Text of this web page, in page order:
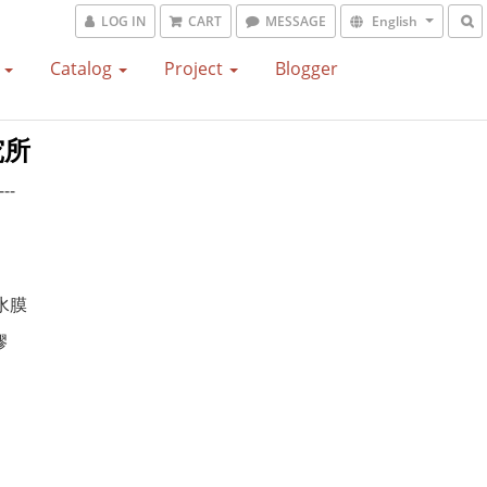
LOG IN CART MESSAGE English
Catalog Project Blogger
膜